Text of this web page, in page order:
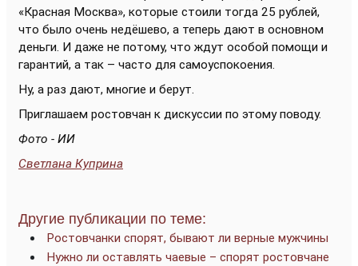
«Красная Москва», которые стоили тогда 25 рублей,
что было очень недёшево, а теперь дают в основном
деньги. И даже не потому, что ждут особой помощи и
гарантий, а так – часто для самоуспокоения.
Ну, а раз дают, многие и берут.
Приглашаем ростовчан к дискуссии по этому поводу.
Фото - ИИ
Светлана Куприна
Другие публикации по теме:
Ростовчанки спорят, бывают ли верные мужчины
Нужно ли оставлять чаевые – спорят ростовчане